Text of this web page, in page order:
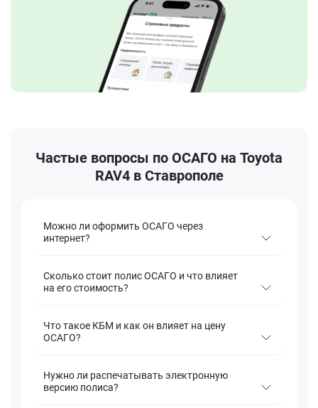
Частые вопросы по ОСАГО на Toyota
RAV4 в Ставрополе
Можно ли оформить ОСАГО через
интернет?
Сколько стоит полис ОСАГО и что влияет
на его стоимость?
Что такое КБМ и как он влияет на цену
ОСАГО?
Нужно ли распечатывать электронную
версию полиса?